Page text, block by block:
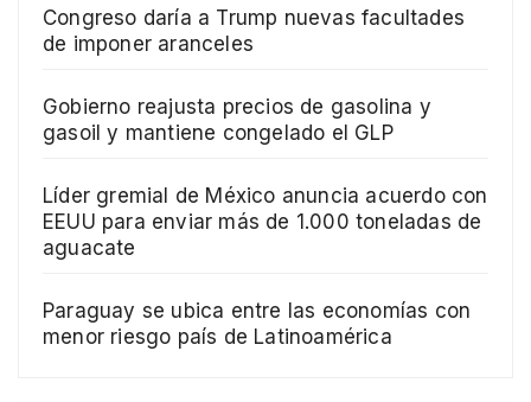
Congreso daría a Trump nuevas facultades
de imponer aranceles
Gobierno reajusta precios de gasolina y
gasoil y mantiene congelado el GLP
Líder gremial de México anuncia acuerdo con
EEUU para enviar más de 1.000 toneladas de
aguacate
Paraguay se ubica entre las economías con
menor riesgo país de Latinoamérica